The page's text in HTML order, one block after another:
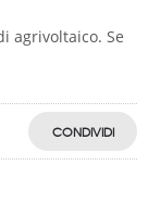
agrivoltaico. Se
CONDIVIDI